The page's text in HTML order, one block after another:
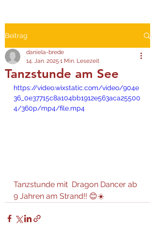
Beitrag
Tanzstunde am See
daniela-brede
14. Jan. 2025 1 Min. Lesezeit
https://video.wixstatic.com/video/904e
36_0e37715c8a104bb1912e563aca25500
4/360p/mp4/file.mp4
Tanzstunde mit  Dragon Dancer ab
9 Jahren am Strand!! 😊☀️